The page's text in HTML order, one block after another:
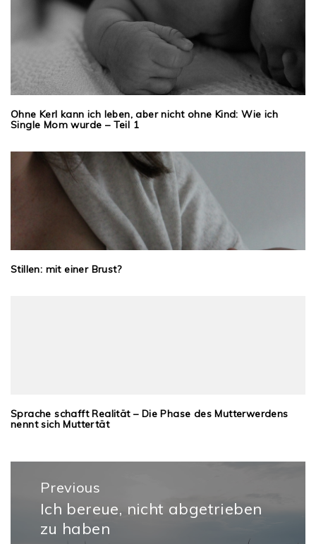
Ohne Kerl kann ich leben, aber nicht ohne Kind: Wie ich
Single Mom wurde – Teil 1
Stillen: mit einer Brust?
Sprache schafft Realität – Die Phase des Mutterwerdens
nennt sich Muttertät
Beitragsnavigation
Previous
Previous
post:
Ich bereue, nicht abgetrieben
zu haben